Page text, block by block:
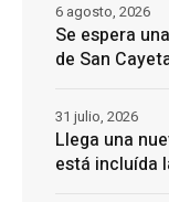
Se espera
de San
6 agosto, 2026
Llega una
está incluída
31 julio, 2026